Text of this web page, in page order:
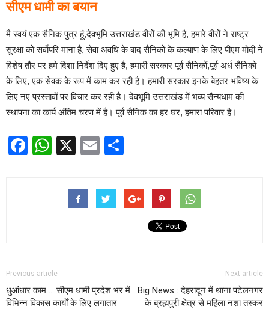
सीएम धामी का बयान
मै स्वयं एक सैनिक पुत्र हूं,देवभूमि उत्तराखंड वीरों की भूमि है, हमारे वीरों ने राष्ट्र
सुरक्षा को सर्वोपरि माना है, सेवा अवधि के बाद सैनिकों के कल्याण के लिए पीएम मोदी ने
विशेष तौर पर हमे दिशा निर्देश दिए हुए है, हमारी सरकार पूर्व सैनिकों,पूर्व अर्ध सैनिको
के लिए, एक सेवक के रूप में काम कर रही है। हमारी सरकार इनके बेहतर भविष्य के
लिए नए प्रस्तावों पर विचार कर रही है। देवभूमि उत्तराखंड में भव्य सैन्यधाम की
स्थापना का कार्य अंतिम चरण में है। पूर्व सैनिक का हर घर, हमारा परिवार है।
Facebook
WhatsApp
X Email
Previous article
धुआंधार काम … सीएम धामी प्रदेश भर में
विभिन्न विकास कार्यों के लिए लगातार
Next article
Big News : देहरादून में थाना पटेलनगर
के ब्रह्मपुरी क्षेत्र से महिला नशा तस्कर